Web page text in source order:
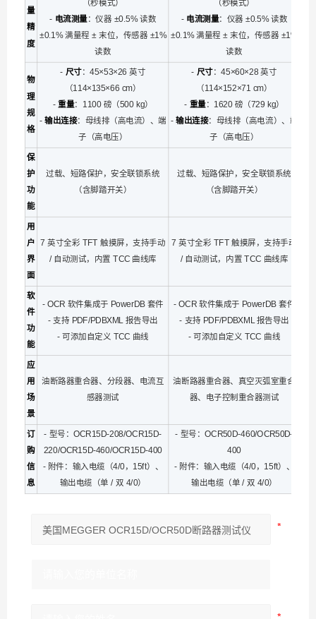
量
精
度
（秒模式）
- 电流测量：仪器 ±0.5% 读数
±0.1% 满量程 ± 末位，传感器 ±1%
读数
（秒模式）
- 电流测量：仪器 ±0.5% 读数
±0.1% 满量程 ± 末位，传感器 ±1%
读数
物
理
规
格
- 尺寸：45×53×26 英寸
（114×135×66 cm）
-重量：1100 磅（500 kg）
-输出连接：母线排（高电流）、端
子（高电压）
- 尺寸：45×60×28 英寸
（114×152×71 cm）
- 重量：1620 磅（729 kg）
-输出连接：母线排（高电流）、端
子（高电压）
保
护
功
能
过载、短路保护，安全联锁系统
（含脚踏开关）
过载、短路保护，安全联锁系统
（含脚踏开关）
用
户
界
面
7 英寸全彩 TFT 触摸屏，支持手动
/ 自动测试，内置 TCC 曲线库
7 英寸全彩 TFT 触摸屏，支持手动
/ 自动测试，内置 TCC 曲线库
软
件
功
能
- OCR 软件集成于 PowerDB 套件
- 支持 PDF/PDBXML 报告导出
- 可添加自定义 TCC 曲线
- OCR 软件集成于 PowerDB 套件
- 支持 PDF/PDBXML 报告导出
- 可添加自定义 TCC 曲线
应
用
场
景
油断路器重合器、分段器、电流互
感器测试
油断路器重合器、真空灭弧室重合
器、电子控制重合器测试
订
购
信
息
- 型号：OCR15D-208/OCR15D-
220/OCR15D-460/OCR15D-400
- 附件：输入电缆（4/0，15ft）、
输出电缆（单 / 双 4/0）
- 型号：OCR50D-460/OCR50D-
400
- 附件：输入电缆（4/0，15ft）、
输出电缆（单 / 双 4/0）